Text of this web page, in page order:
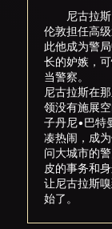
尼古拉斯•
伦敦担任高
此他成为警
长的妒嫉，
当警察。 小
尼古拉斯在
领没有施展
子丹尼•巴特
凑热闹，成
问大城市的
皮的事务和
让尼古拉斯
始了。